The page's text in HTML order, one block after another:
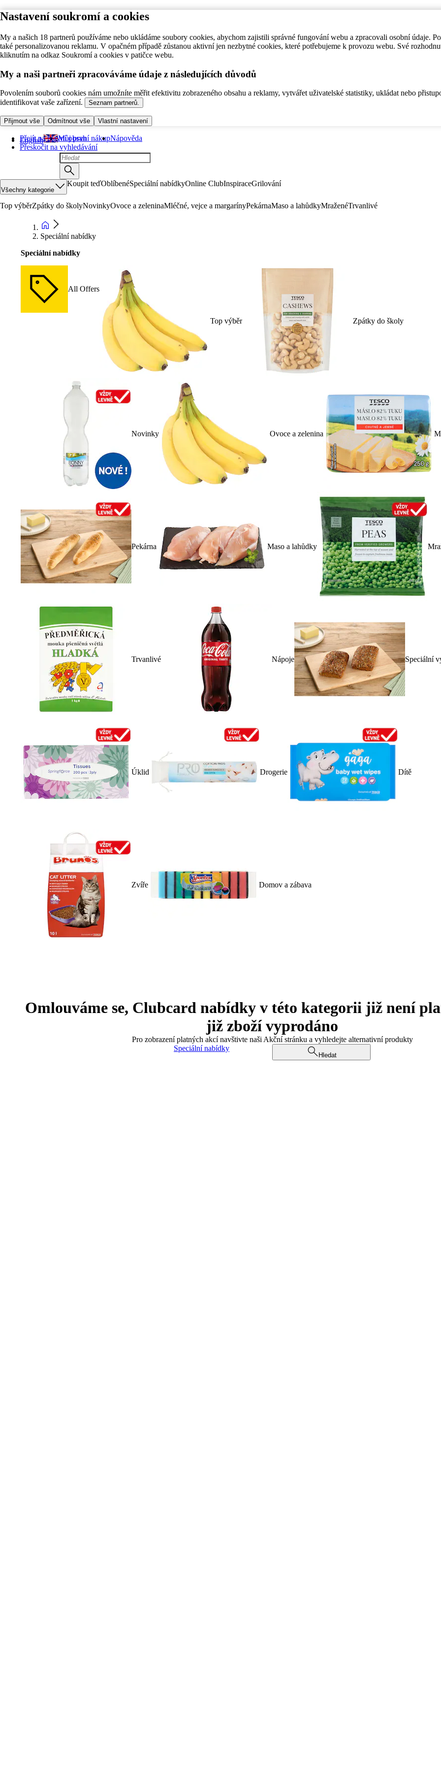
Nastavení soukromí a cookies
My a našich 18 partnerů používáme nebo ukládáme soubory cookies, abychom zajistili správné fungování webu a zpracovali osobní údaje.
také personalizovanou reklamu. V opačném případě zůstanou aktivní jen nezbytné cookies, které potřebujeme k provozu webu. Své
kliknutím na odkaz Soukromí a cookies v patičce webu.
My a naši partneři zpracováváme údaje z následujících důvodů
Povolením souborů cookies nám umožníte měřit efektivitu zobrazeného obsahu a reklamy, vytvářet uživatelské statistiky, ukládat nebo
identifikovat vaše zařízení.
Seznam partnerů.
Přijmout vše Odmítnout vše Vlastní nastavení
Přejít na hlavní obsah
Přeskočit na vyhledávání
English Můj první nákupNápověda
Všechny kategorie
Koupit teďOblíbenéSpeciální nabídkyOnline ClubInspiraceGrilování
Top výběrZpátky do školyNovinkyOvoce a zeleninaMléčné, vejce a margarínyPekárnaMaso a lahůdkyMraženéTrvanlivé
Speciální nabídky
Speciální nabídky
All Offers
Top výběr Zpátky do školy
Novinky Ovoce a zelenina
Pekárna Maso a lahůdky
Trvanlivé Nápoje Speciální
Úklid Drogerie Dítě
Zvíře Domov a zábava
Omlouváme se, Clubcard nabídky v této kategorii již není
již zboží vyprodáno
Pro zobrazení platných akcí navštivte naši Akční stránku a vyhledejte alternativní produkty
Speciální nabídky
Hledat